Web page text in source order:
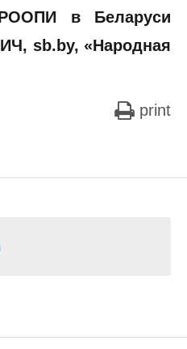
в Беларуси
sb.by, «Народная
print